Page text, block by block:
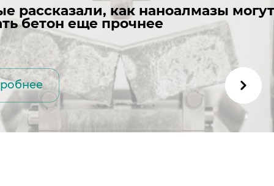
рассказали, как наноалмазы могут
бетон еще прочнее